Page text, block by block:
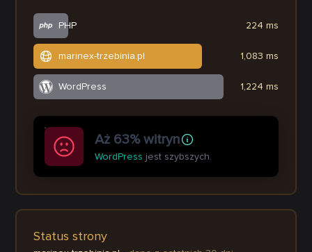
PHP
marinex-trzebinia.pl
WordPress
224 ms
1,083 ms
1,224 ms
Aż 63% witryn
WordPress jest szybszych.
Status strony